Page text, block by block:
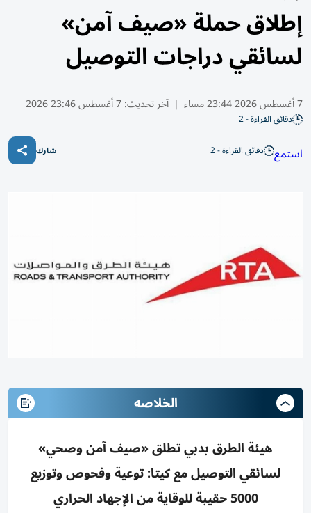
إطلاق حملة «صيف آمن»
لسائقي دراجات التوصيل
7 أغسطس 2026 23:44 مساء | آخر تحديث:7 أغسطس 23:46 2026
دقائق القراءة - 2
استمع دقائق القراءة - 2 شارك
الخلاصه
هيئة الطرق بدبي تطلق «صيف آمن وصحي»
لسائقي التوصيل مع كيتا: توعية وفحوص وتوزيع
5000 حقيبة للوقاية من الإجهاد الحراري